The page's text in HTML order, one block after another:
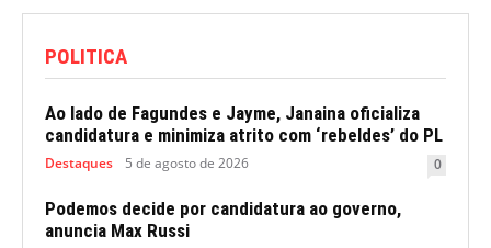
POLITICA
Ao lado de Fagundes e Jayme, Janaina oficializa
candidatura e minimiza atrito com ‘rebeldes’ do PL
Destaques 5 de agosto de 2026 0
Podemos decide por candidatura ao governo,
anuncia Max Russi